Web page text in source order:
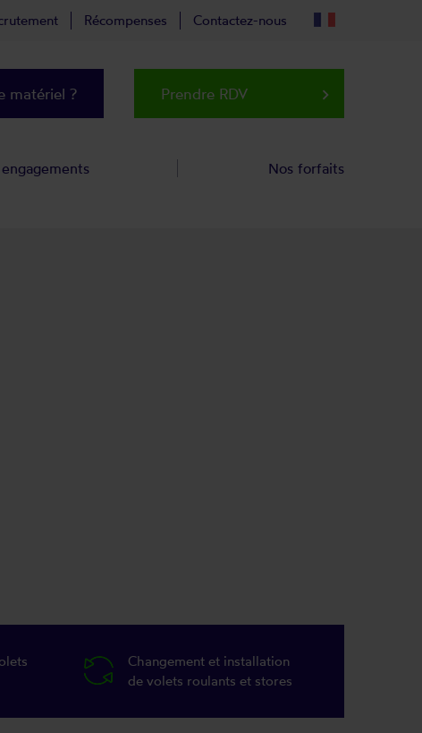
Changement et installation
de volets roulants et stores
Récompenses Contactez-nous
matériel ? Prendre RDV keyboard_arrow_right
Nos forfaits